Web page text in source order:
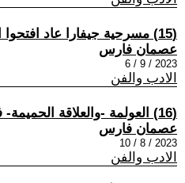
(15) مسرحية جيفارا عاد افتحوا الابواب
عصمان فارس
2023 / 9 / 6
الادب والفن
(16) العولمة -والعلاقة الحميمة- في مسرحية المحيط
عصمان فارس
2023 / 8 / 10
الادب والفن